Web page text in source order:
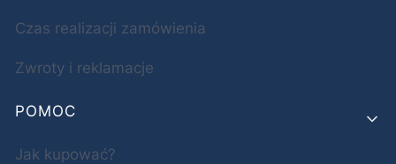
Czas realizacji zamówienia
Zwroty i reklamacje
POMOC
Jak kupować?